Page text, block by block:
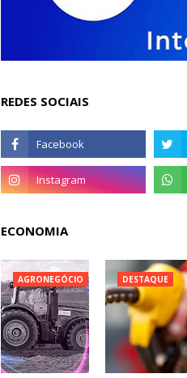
REDES SOCIAIS
ECONOMIA
AGRONEGÓCIO DESTAQUE